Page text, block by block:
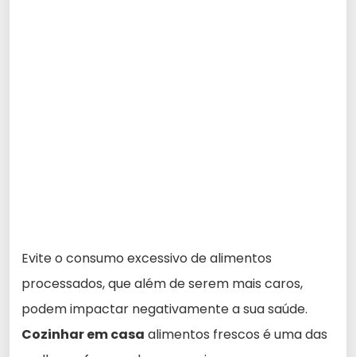
Evite o consumo excessivo de alimentos
processados, que além de serem mais caros,
podem impactar negativamente a sua saúde.
Cozinhar em casa alimentos frescos é uma das